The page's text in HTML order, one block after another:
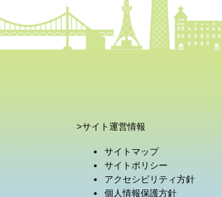
>サイト運営情報
サイトマップ
サイトポリシー
アクセシビリティ方針
個人情報保護方針